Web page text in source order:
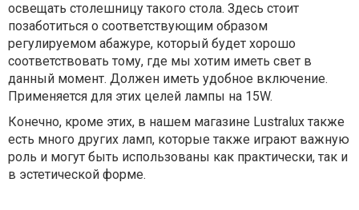
освещать столешницу такого стола. Здесь стоит
позаботиться о соответствующим образом
регулируемом абажуре, который будет хорошо
соответствовать тому, где мы хотим иметь свет в
данный момент. Должен иметь удобное включение.
Применяется для этих целей лампы на 15W.
Конечно, кроме этих, в нашем магазине Lustralux также
есть много других ламп, которые также играют важную
роль и могут быть использованы как практически, так и
в эстетической форме.